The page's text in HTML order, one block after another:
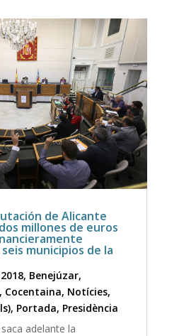
de Alicante
millones de euros
municipios de la
2018, Benejúzar,
, Cocentaina, Notícies,
, Portada, Presidència
adelante la